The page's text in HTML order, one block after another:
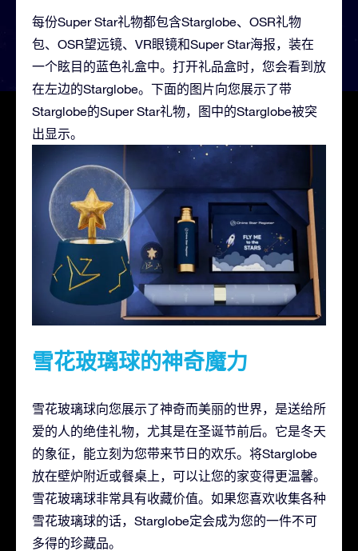
每份Super Star礼物都包含Starglobe、OSR礼物
包、OSR望远镜、VR眼镜和Super Star海报，装在
一个眩目的蓝色礼盒中。打开礼品盒时，您会看到放
在左边的Starglobe。下面的图片向您展示了带
Starglobe的Super Star礼物，图中的Starglobe被突
出显示。
雪花玻璃球的神奇魔力
雪花玻璃球向您展示了神奇而美丽的世界，是送给所
爱的人的绝佳礼物，尤其是在圣诞节前后。它是冬天
的象征，能立刻为您带来节日的欢乐。将Starglobe
放在壁炉附近或餐桌上，可以让您的家变得更温馨。
雪花玻璃球非常具有收藏价值。如果您喜欢收集各种
雪花玻璃球的话，Starglobe定会成为您的一件不可
多得的珍藏品。